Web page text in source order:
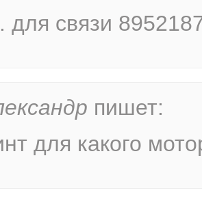
для связи
пишет:
для какого